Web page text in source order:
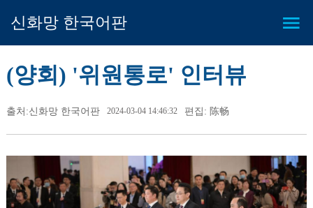
신화망 한국어판
(양회) '위원통로' 인터뷰
출처:신화망 한국어판 2024-03-04 14:46:32 편집: 陈畅